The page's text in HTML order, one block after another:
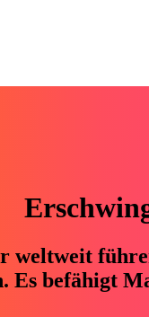
weltweit
Es befähigt